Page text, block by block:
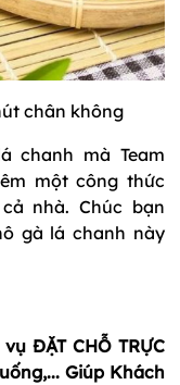
chân không
chanh mà Team
một công thức
nhà. Chúc bạn
gà lá chanh này
ĐẶT CHỖ TRỰC
Giúp Khách